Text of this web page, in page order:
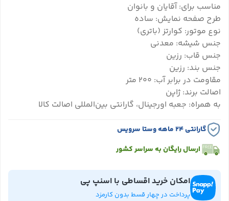
مناسب برای: آقایان و بانوان
طرح صفحه نمایش: ساده
نوع موتور: کوارتز (باتری)
جنس شیشه: معدنی
جنس قاب: رزین
جنس بند: رزین
مقاومت در برابر آب: 200 متر
اصالت برند: ژاپن
به همراه: جعبه اورجینال، گارانتی بین‌المللی اصالت کالا
گارانتی ۲۴ ماهه وستا سرویس
ارسال رایگان به سراسر کشور
امکان خرید اقساطی با اسنپ پی
پرداخت در چهار قسط بدون کارمزد